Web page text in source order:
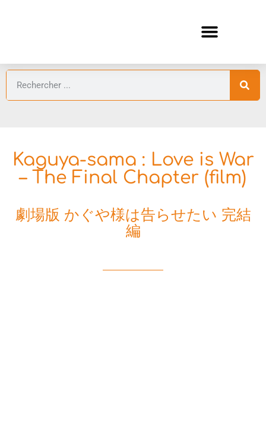
Kaguya-sama : Love is War
– The Final Chapter (film)
劇場版 かぐや様は告らせたい 完結
編